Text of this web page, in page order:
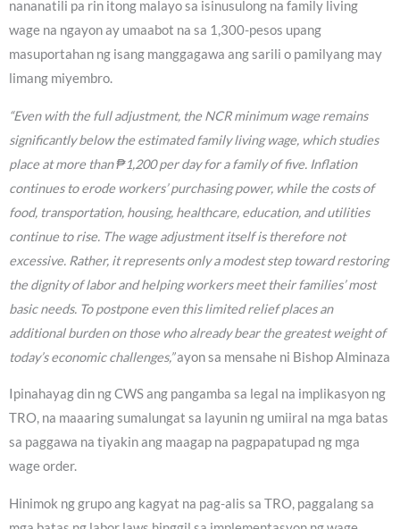
nananatili pa rin itong malayo sa isinusulong na family living
wage na ngayon ay umaabot na sa 1,300-pesos upang
masuportahan ng isang manggagawa ang sarili o pamilyang may
limang miyembro.
“Even with the full adjustment, the NCR minimum wage remains
significantly below the estimated family living wage, which studies
place at more than ₱1,200 per day for a family of five. Inflation
continues to erode workers’ purchasing power, while the costs of
food, transportation, housing, healthcare, education, and utilities
continue to rise. The wage adjustment itself is therefore not
excessive. Rather, it represents only a modest step toward restoring
the dignity of labor and helping workers meet their families’ most
basic needs. To postpone even this limited relief places an
additional burden on those who already bear the greatest weight of
today’s economic challenges,”ayon sa mensahe ni Bishop Alminaza
Ipinahayag din ng CWS ang pangamba sa legal na implikasyon ng
TRO, na maaaring sumalungat sa layunin ng umiiral na mga batas
sa paggawa na tiyakin ang maagap na pagpapatupad ng mga
wage order.
Hinimok ng grupo ang kagyat na pag-alis sa TRO, paggalang sa